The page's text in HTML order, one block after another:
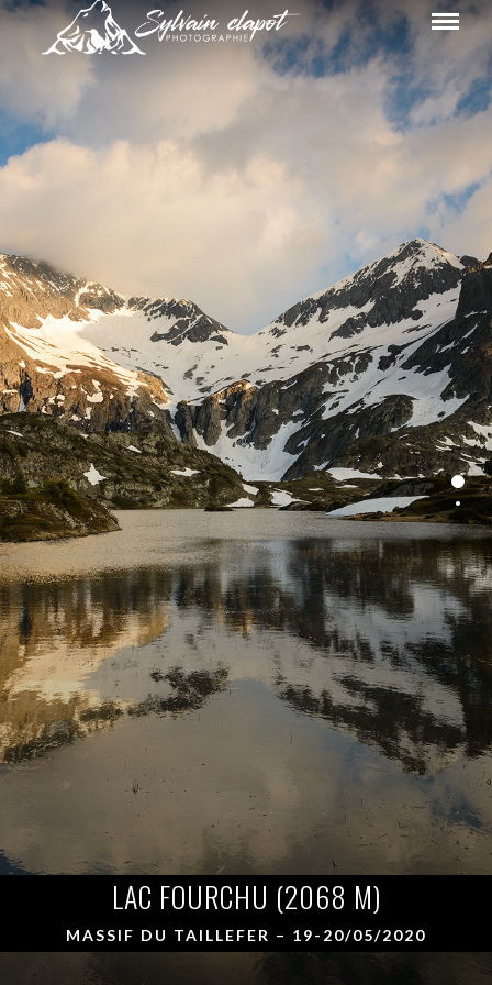
LAC FOURCHU (2068 M)
MASSIF DU TAILLEFER – 19-20/05/2020